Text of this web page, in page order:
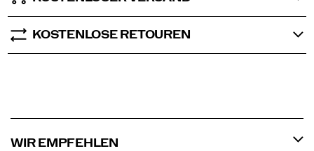
KOSTENLOSE RETOUREN
WIR EMPFEHLEN